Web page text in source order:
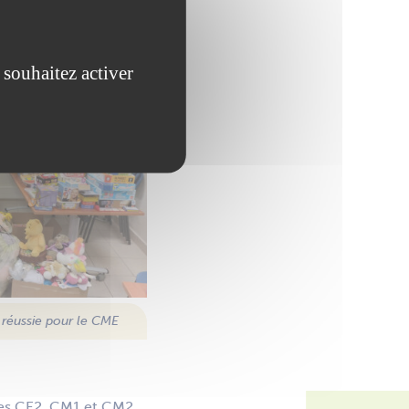
à la
pour le CME
activer